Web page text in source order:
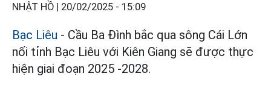
NHẬT HỒ | 20/02/2025 - 15:09
Bạc Liêu - Cầu Ba Đình bắc qua sông Cái Lớn
nối tỉnh Bạc Liêu với Kiên Giang sẽ được thực
hiện giai đoạn 2025 -2028.